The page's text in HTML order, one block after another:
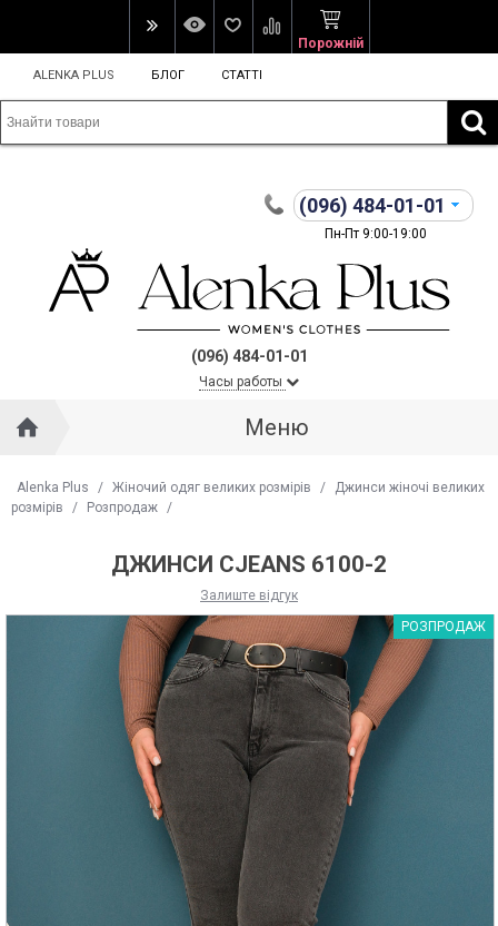
Порожній
ALENKA PLUS БЛОГ СТАТТІ
(096) 484-01-01
Пн-Пт 9:00-19:00
(096) 484-01-01
Часы работы
Меню
Alenka Plus / Жіночий одяг великих розмірів /
Джинси жіночі великих
розмірів
/ Розпродаж /
ДЖИНСИ CJEANS 6100-2
Залиште відгук
РОЗПРОДАЖ